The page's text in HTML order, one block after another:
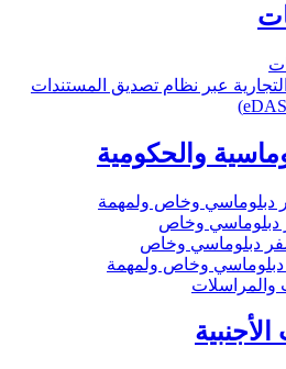
عبر نظام تصديق المستندات
والحكومية
دبلوماسي وخاص ولمهمة
دبلوماسي وخاص
دبلوماسي وخاص
دبلوماسي وخاص ولمهمة
والمراسلات